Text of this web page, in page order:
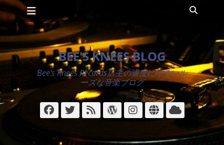
コ
ン
テ
ン
ツ
へ
ッ
プ
メインメニュー
索
BEE'S KNEES BLOG
Bee's Knees Records店主の適度にゆるいル
ーズな音楽ブログ
Facebook
Twitter
ィ
ド
WordPress
Instagram
サ
イ
ク
ラ
ウ
ド